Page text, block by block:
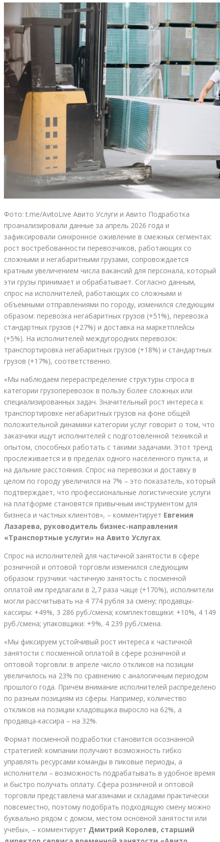
Фото: t.me/AvitoLive Авито Услуги и Авито Подработка
проанализировали данные за апрель 2026 года и
зафиксировали синхронное оживление в смежных сегментах:
рост востребованности перевозчиков, работающих со
сложными и негабаритными грузами, сопровождается
кратным увеличением числа вакансий для персонала, который
эти грузы принимает и обрабатывает. Согласно данным,
спрос на исполнителей, работающих со сложными и
объемными отправлениями по городу, изменился следующим
образом: перевозка негабаритных грузов (+51%), перевозка
стандартных грузов (+27%) и доставка на маркетплейсы
(+5%). На исполнителей междугородних перевозок:
транспортировка негабаритных грузов (+18%) и стандартных
грузов (+17%), соответственно.
«Мы наблюдаем перераспределение структуры спроса в
категории грузоперевозок в пользу более сложных или
специализированных задач. Значительный рост интереса к
транспортировке негабаритных грузов на фоне общей
положительной динамики категории услуг говорит о том, что
заказчики ищут исполнителей с подготовленной техникой и
опытом, способных работать с такими задачами. Этот тренд
прослеживается и в пределах одного населенного пункта, и
на дальние расстояния. Спрос на перевозки и доставку в
целом по городу увеличился на 7% – это показатель, который
подтверждает, что профессиональные логистические услуги
на платформе становятся привычным инструментом для
бизнеса и частных клиентов», – комментирует Евгения
Лазарева, руководитель бизнес-направления
«Транспортные услуги» на Авито Услугах.
Спрос на исполнителей для частичной занятости в сфере
розничной и оптовой торговли изменился следующим
образом: грузчики: частичную занятость с посменной
оплатой им предлагали в 2,7 раза чаще (+170%), исполнители
могли рассчитывать на 4 774 рубля за смену; продавцы-
кассиры: +49%, 3 286 руб./смена; комплектовщики: +10%, 4 149
руб./смена; упаковщики: +9%, 4 239 руб./смена.
«Мы фиксируем устойчивый рост интереса к частичной
занятости с посменной оплатой в сфере розничной и
оптовой торговли: в апреле число откликов на позиции
увеличилось на 23% по сравнению с аналогичным периодом
прошлого года. Причём внимание исполнителей распределено
по разным позициям из сферы. Например, количество
откликов на позиции кладовщика выросло на 62%, а
продавца-кассира – на 32%.
Формат посменной подработки становится осознанной
стратегией: компании получают возможность гибко
управлять ресурсами команды в пиковые периоды, а
исполнители – возможность подрабатывать в удобное время
и быстро получать оплату. Сфера розничной и оптовой
торговли представлена магазинами и складами практически
повсеместно, поэтому подобрать подходящую смену можно
буквально рядом с домом, местом основной занятости или
учебы», – комментирует Дмитрий Королев, старший